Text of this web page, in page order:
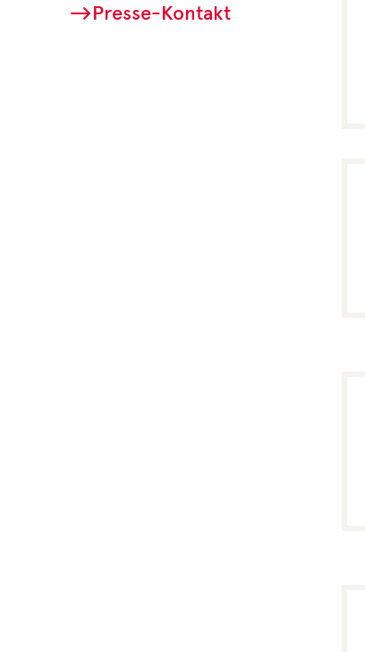
Presse-Kontakt